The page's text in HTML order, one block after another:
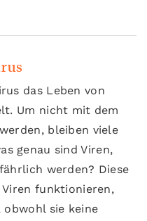
das Leben von
Um nicht mit dem
bleiben viele
genau sind Viren,
werden? Diese
Viren funktionieren,
obwohl sie keine